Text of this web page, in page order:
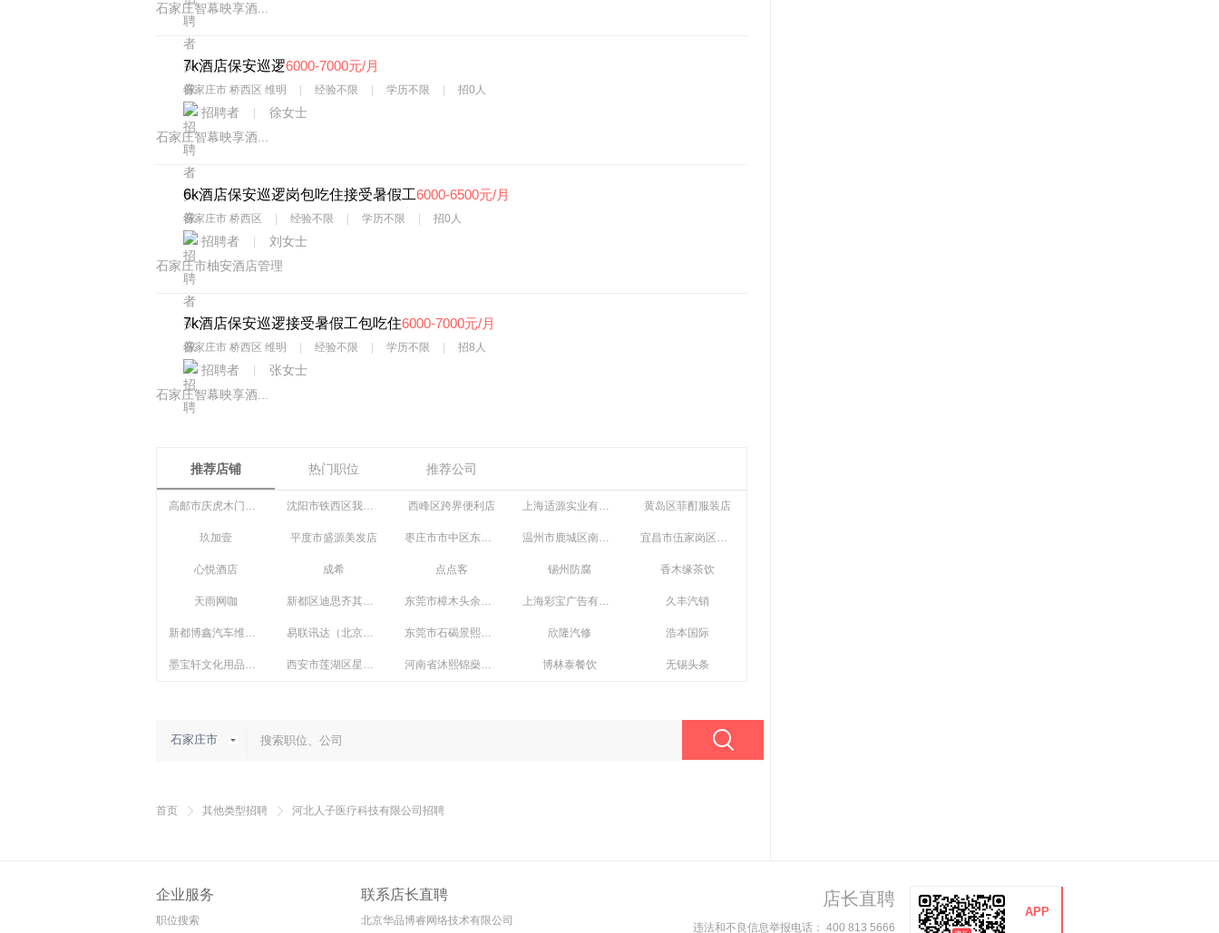
石家庄智幕映享酒...
7k酒店保安巡逻6000-7000元/月
石家庄市 桥西区 维明 经验不限 学历不限 招0人
招聘者
徐女士
石家庄智幕映享酒...
6k酒店保安巡逻岗包吃住接受暑假工6000-6500元/月
石家庄市 桥西区 经验不限 学历不限 招0人
招聘者
刘女士
石家庄市柚安酒店管理
7k酒店保安巡逻接受暑假工包吃住6000-7000元/月
石家庄市 桥西区 维明 经验不限 学历不限 招8人
招聘者
张女士
石家庄智幕映享酒...
推荐店铺 热门职位 推荐公司
高邮市庆虎木门经营部 沈阳市铁西区我爱... 西峰区跨界便利店 上海适源实业有限公司 黄岛区菲酊服装店
玖加壹 平度市盛源美发店 枣庄市市中区东胜家禽农民专业合作社 温州市鹿城区南汇颜轻时餐饮店 宜昌市伍家岗区夷农初品生鲜商行宝塔河店
心悦酒店 成希 点点客 锡州防腐 香木缘茶饮
天雨网咖 新都区迪思齐其商贸部 东莞市樟木头余味鸭脖店 上海彩宝广告有限公司 久丰汽销
新都博鑫汽车维修部 易联讯达（北京）科技有限公司怀柔第一分公司 东莞市石碣景熙饮食店 欣隆汽修 浩本国际
墨宝轩文化用品商城 西安市莲湖区星智林 河南省沐熙锦燊健康管理咨询有限公司 博林泰餐饮 无锡头条
石家庄市
首页 其他类型招聘 河北人子医疗科技有限公司招聘
店长直聘
违法和不良信息举报电话： 400 813 5666
APP
企业服务
职位搜索
联系店长直聘
北京华品博睿网络技术有限公司